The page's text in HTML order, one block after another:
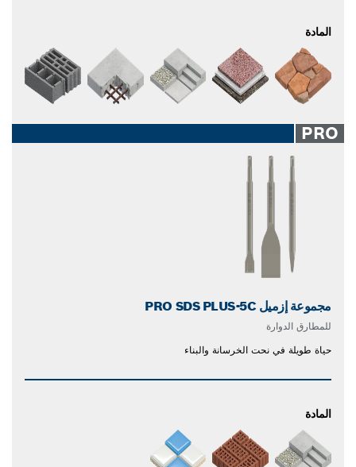
المادة
PRO
مجموعة إزميل PRO SDS PLUS-5C
للمطارق الدوارة
حياة طويلة في نحت الخرسانة والبناء
المادة